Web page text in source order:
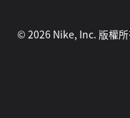
© 2026 Nike, Inc. 版權